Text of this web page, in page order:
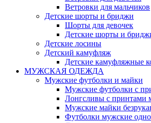
Ветровки для мальчиков
Детские шорты и бриджи
Шорты для девочек
Детские шорты и
Детские лосины
Детский камуфляж
Детские камуфляжные
МУЖСКАЯ ОДЕЖДА
Мужские футболки и майки
Мужские футболки с
Лонгсливы с принтами
Мужские майки
Футболки мужские